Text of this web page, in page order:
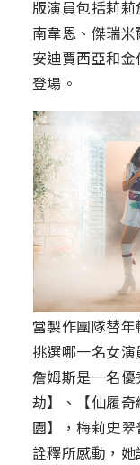
版演員包括莉
南韋恩、傑瑞
安迪賈西亞和
登場。
當製作團隊替
挑選哪一名女
詹姆斯是一名
劫】、【仙履
園】，梅莉史
詮釋所感動，